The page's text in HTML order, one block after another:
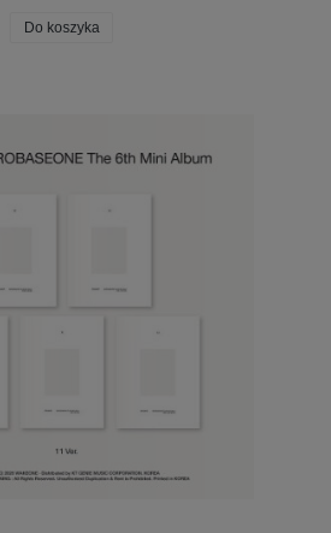
Do koszyka